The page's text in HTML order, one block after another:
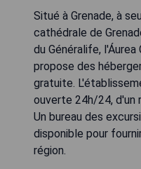
Situé à Grenade, à
cathédrale de
du Généralife,
propose des
gratuite.
ouverte 24h/24, d'un
Un bureau des
disponible pour
région.